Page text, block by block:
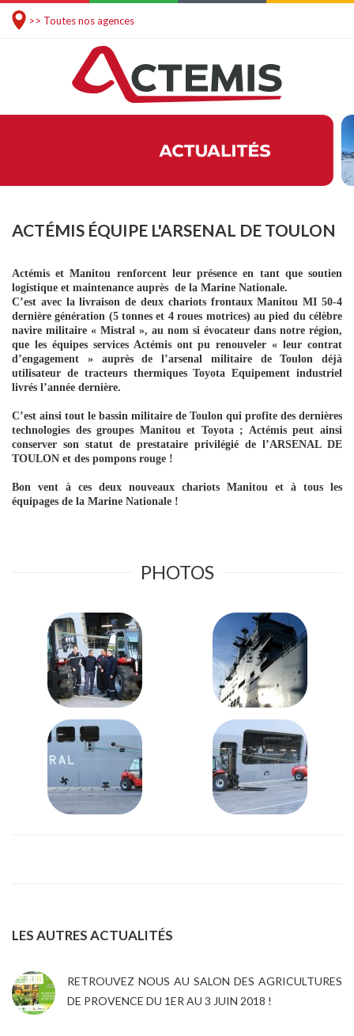
>> Toutes nos agences
ACTÉMIS ÉQUIPE L'ARSENAL DE TOULON
Actémis et Manitou renforcent leur présence en tant que soutien
logistique et maintenance auprès de la Marine Nationale.
C’est avec la livraison de deux chariots frontaux Manitou MI 50-4
dernière génération (5 tonnes et 4 roues motrices) au pied du célèbre
navire militaire « Mistral », au nom si évocateur dans notre région,
que les équipes services Actémis ont pu renouveler « leur contrat
d’engagement » auprès de l’arsenal militaire de Toulon déjà
utilisateur de tracteurs thermiques Toyota Equipement industriel
livrés l’année dernière.
C’est ainsi tout le bassin militaire de Toulon qui profite des dernières
technologies des groupes Manitou et Toyota ; Actémis peut ainsi
conserver son statut de prestataire privilégié de l’ARSENAL DE
TOULON et des pompons rouge !
Bon vent à ces deux nouveaux chariots Manitou et à tous les
équipages de la Marine Nationale !
PHOTOS
LES AUTRES ACTUALITÉS
RETROUVEZ NOUS AU SALON DES AGRICULTURES
DE PROVENCE DU 1ER AU 3 JUIN 2018 !